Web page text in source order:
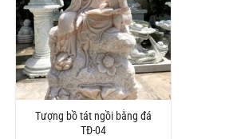
Tượng bồ tát ngồi bằng đá
TĐ-04